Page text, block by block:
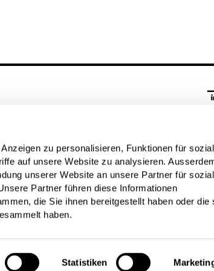
zu personalisieren, Funktionen für
auf unsere Website zu analysieren.
unserer Website an unsere Partner für
Partner führen diese Informationen
die Sie ihnen bereitgestellt haben oder die
haben.
Statistiken